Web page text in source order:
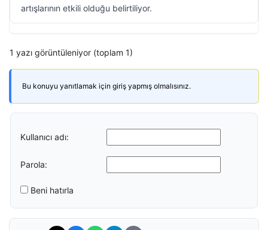
artışlarının etkili olduğu belirtiliyor.
1 yazı görüntüleniyor (toplam 1)
Bu konuyu yanıtlamak için giriş yapmış olmalısınız.
Kullanıcı adı:
Parola:
Beni hatırla